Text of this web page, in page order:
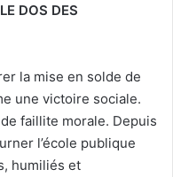
DOS DES
la mise en solde de
une victoire sociale.
faillite morale. Depuis
l’école publique
humiliés et